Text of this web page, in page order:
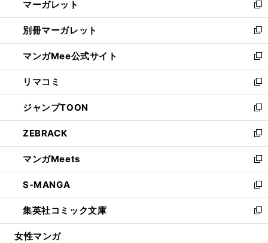
く
で
開
く
ド
ウ
で
開
く
い
ウ
ィ
ン
ド
ウ
で
開
く
マーガレット
新
し
い
ウ
ィ
ン
ド
ウ
で
開
く
別冊マーガレット
新
し
い
ウ
ィ
ン
ド
ウ
で
開
く
マンガMee公式サイト
新
し
い
ウ
ィ
ン
ド
ウ
で
開
く
リマコミ
新
し
い
ウ
ィ
ン
ド
ウ
で
開
く
ジャンプTOON
新
し
い
ウ
ィ
ン
ド
ウ
で
開
ZEBRACK
新
し
い
ウ
ィ
ン
ド
ウ
マンガMeets
新
し
い
ウ
ィ
ン
S-MANGA
新
し
い
ウ
集英社コミック文庫
新
し
女性マンガ